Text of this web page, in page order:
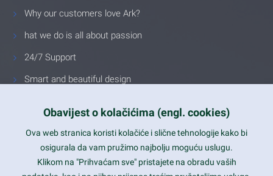
Why our customers love Ark?
hat we do is all about passion
24/7 Support
Smart and beautiful design
Latest trends and much more...
Obavijest o kolačićima (engl. cookies)
Ova web stranica koristi kolačiće i slične tehnologije kako bi
osigurala da vam pružimo najbolju moguću uslugu.
Klikom na "Prihvaćam sve" pristajete na obradu vaših